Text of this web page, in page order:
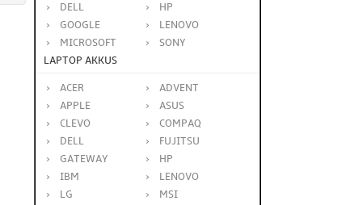
DELL
HP
GOOGLE
LENOVO
MICROSOFT
SONY
LAPTOP AKKUS
ACER
ADVENT
APPLE
ASUS
CLEVO
COMPAQ
DELL
FUJITSU
GATEWAY
HP
IBM
LENOVO
LG
MSI